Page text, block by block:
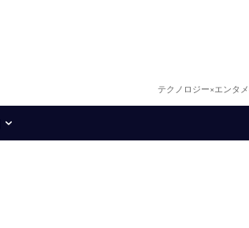
テクノロジー×エンタ